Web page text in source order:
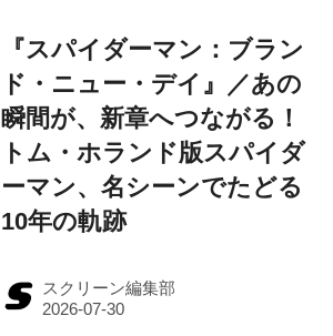
『スパイダーマン：ブラン
ド・ニュー・デイ』／あの
瞬間が、新章へつながる！
トム・ホランド版スパイダ
ーマン、名シーンでたどる
10年の軌跡
スクリーン編集部